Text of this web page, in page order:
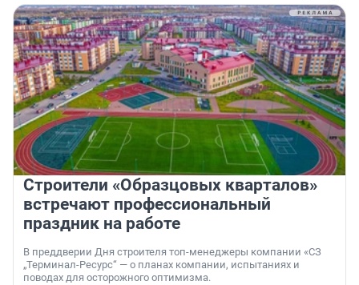
Строители «Образцовых кварталов»
встречают профессиональный
праздник на работе
В преддверии Дня строителя топ-менеджеры компании «СЗ
„Терминал-Ресурс“ — о планах компании, испытаниях и
поводах для осторожного оптимизма.